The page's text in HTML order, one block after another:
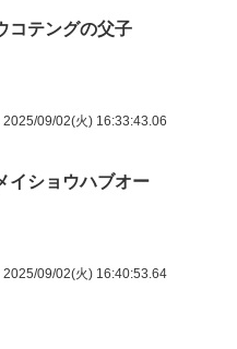
コテングの父子
2025/09/02(火) 16:33:43.06
イショウハブオー
2025/09/02(火) 16:40:53.64